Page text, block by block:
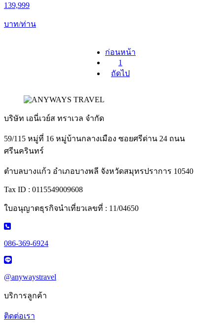
139,999
บาท/ท่าน
ก่อนหน้า
1
ถัดไป
บริษัท เอนี่เวย์ส ทราเวล จำกัด
59/115 หมู่ที่ 16 หมู่บ้านกลางเมือง ซอยศรีด่าน 24 ถนน
ศรีนครินทร์
ตำบลบางแก้ว อำเภอบางพลี จังหวัดสมุทรปราการ 10540
Tax ID : 0115549009608
ใบอนุญาตธุรกิจนำเที่ยวเลขที่ : 11/04650
086-369-6924
@anywaystravel
บริการลูกค้า
ติดต่อเรา